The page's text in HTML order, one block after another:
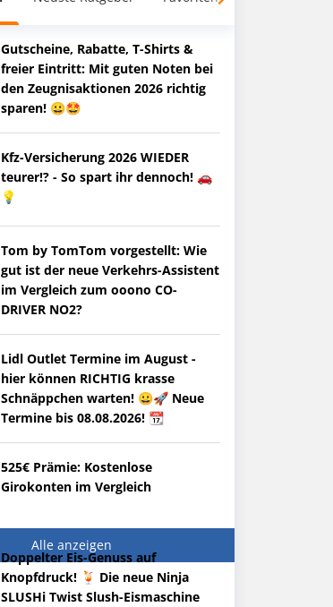
Gutscheine, Rabatte, T-Shirts &
freier Eintritt: Mit guten Noten bei
den Zeugnisaktionen 2026 richtig
sparen! 😀🤩
Kfz-Versicherung 2026 WIEDER
teurer!? - So spart ihr dennoch! 🚗
💡
Tom by TomTom vorgestellt: Wie
gut ist der neue Verkehrs-Assistent
im Vergleich zum ooono CO-
DRIVER NO2?
Lidl Outlet Termine im August -
hier können RICHTIG krasse
Schnäppchen warten! 😀🚀 Neue
Termine bis 08.08.2026! 📆
525€ Prämie: Kostenlose
Girokonten im Vergleich
Alle anzeigen
Doppelter Eis-Genuss auf
Knopfdruck! 🍹 Die neue Ninja
SLUSHi Twist Slush-Eismaschine